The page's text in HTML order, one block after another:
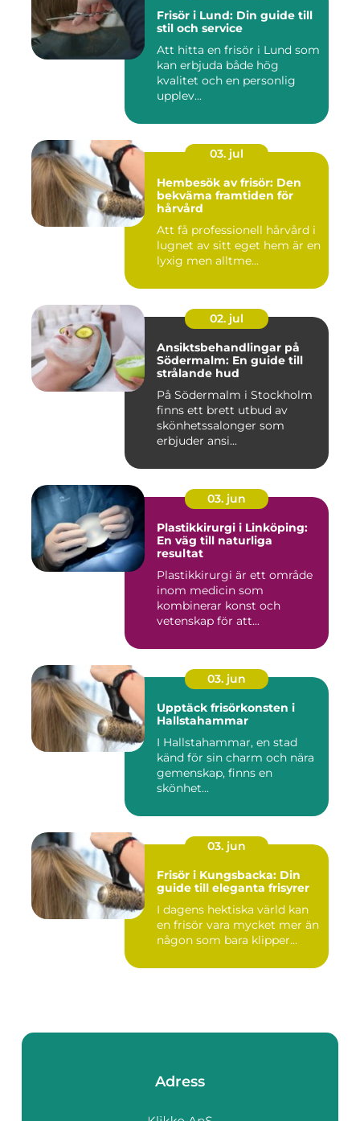
Frisör i Lund: Din guide till
stil och service
Att hitta en frisör i Lund som
kan erbjuda både hög
kvalitet och en personlig
upplev...
03. jul
Hembesök av frisör: Den
bekväma framtiden för
hårvård
Att få professionell hårvård i
lugnet av sitt eget hem är en
lyxig men alltme...
02. jul
Ansiktsbehandlingar på
Södermalm: En guide till
strålande hud
På Södermalm i Stockholm
finns ett brett utbud av
skönhetssalonger som
erbjuder ansi...
03. jun
Plastikkirurgi i Linköping:
En väg till naturliga
resultat
Plastikkirurgi är ett område
inom medicin som
kombinerar konst och
vetenskap för att...
03. jun
Upptäck frisörkonsten i
Hallstahammar
I Hallstahammar, en stad
känd för sin charm och nära
gemenskap, finns en
skönhet...
03. jun
Frisör i Kungsbacka: Din
guide till eleganta frisyrer
I dagens hektiska värld kan
en frisör vara mycket mer än
någon som bara klipper...
Adress